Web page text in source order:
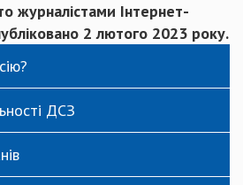
журналістами Інтернет-
2 лютого 2023 року.
ДСЗ